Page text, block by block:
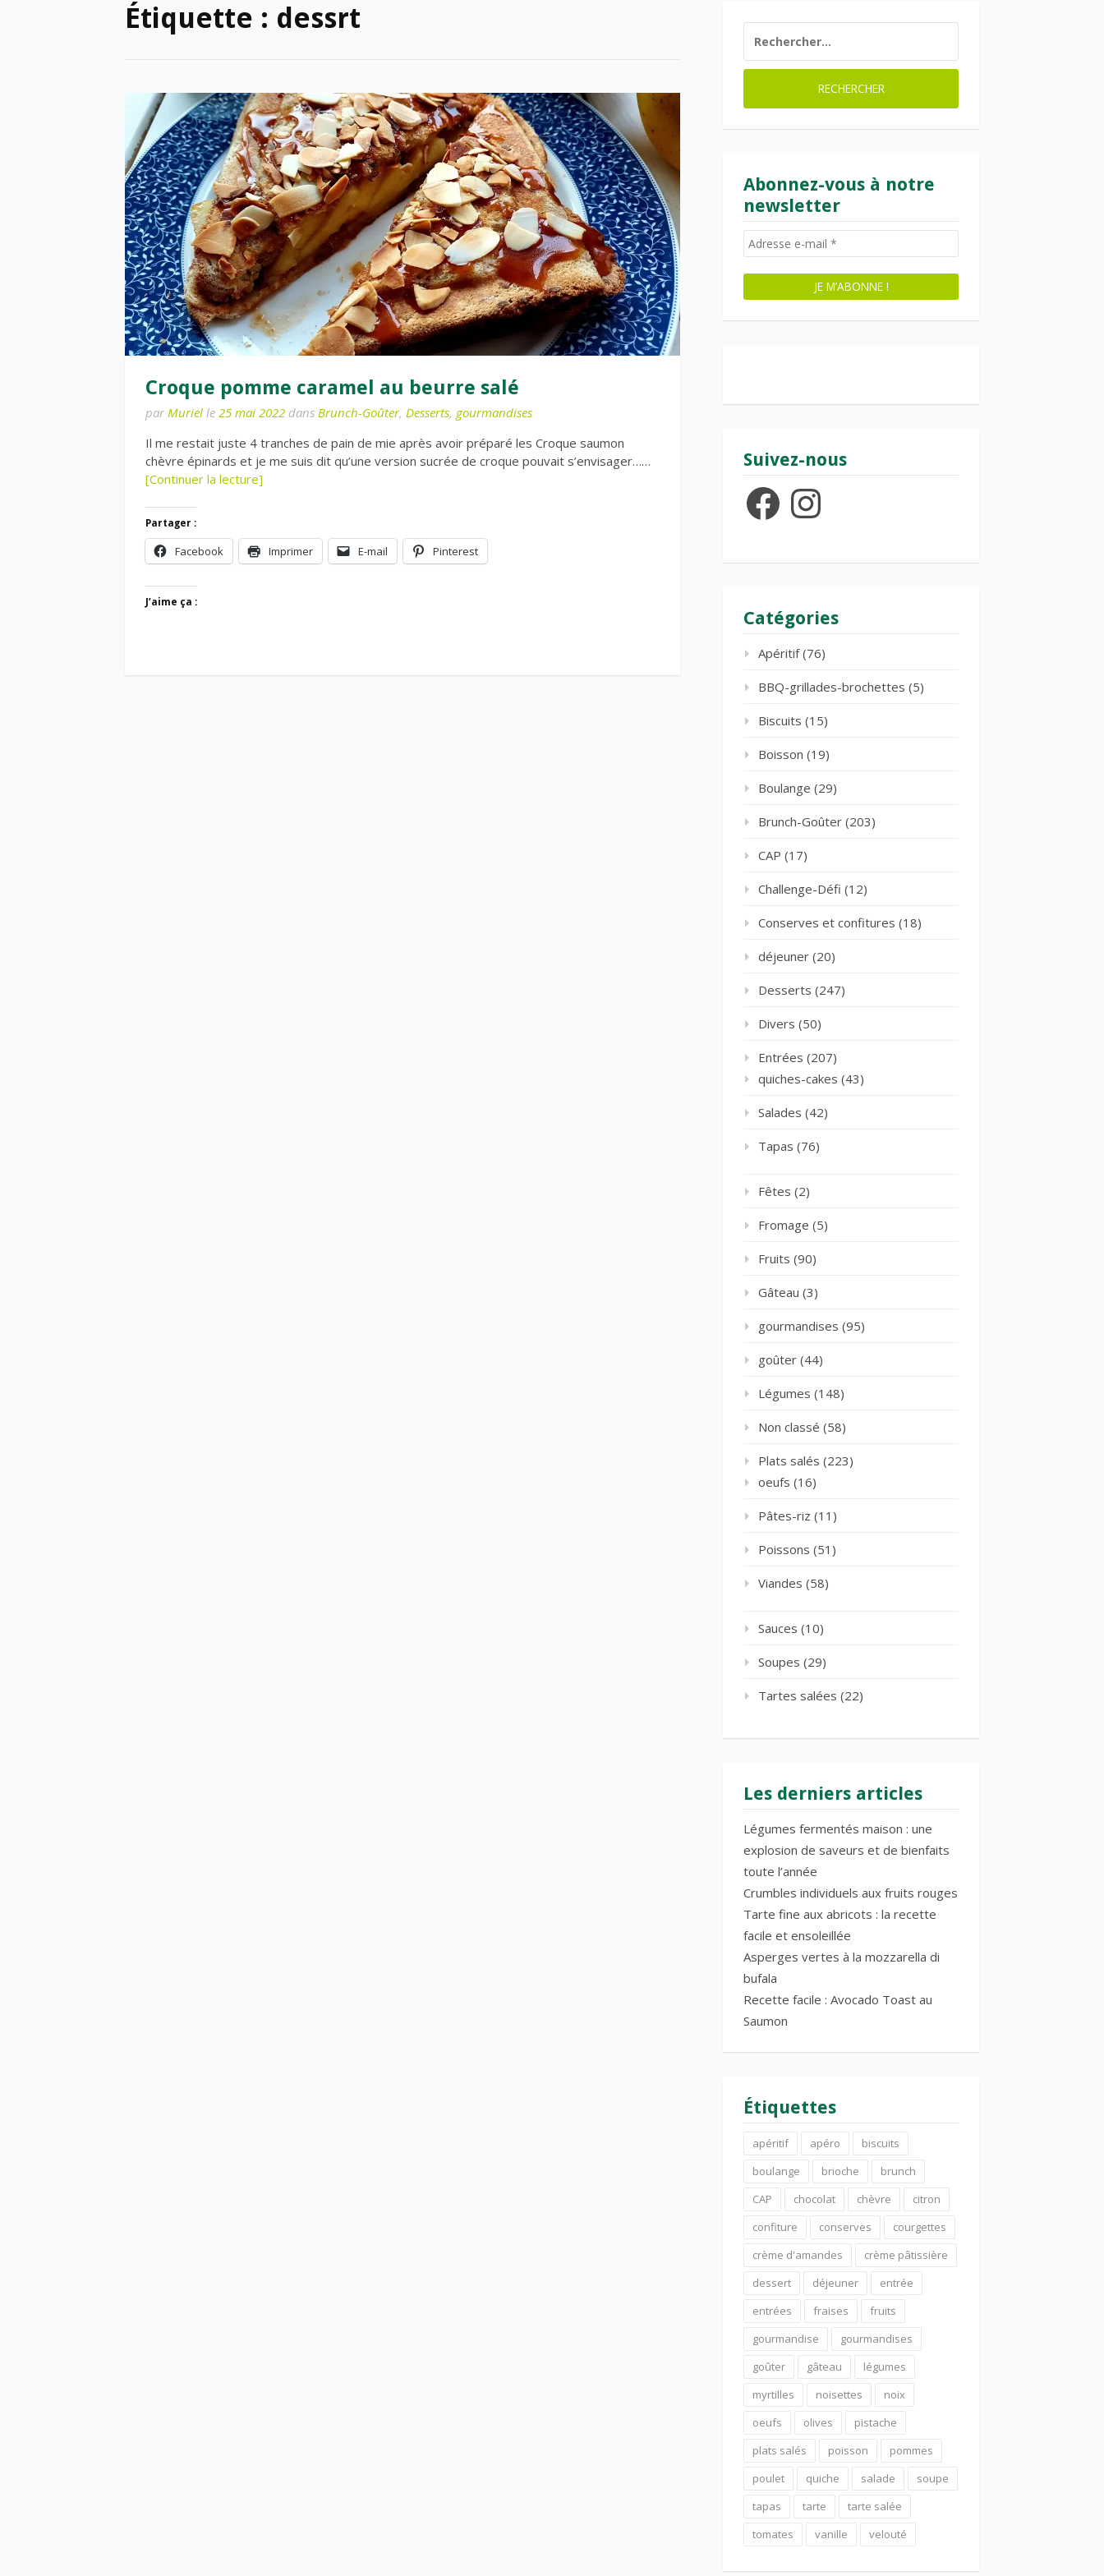
Étiquette : dessrt
Croque pomme caramel au beurre salé
par Muriel le 25 mai 2022 dans Brunch-Goûter, Desserts, gourmandises
Il me restait juste 4 tranches de pain de mie après avoir préparé les Croque saumon
chèvre épinards et je me suis dit qu’une version sucrée de croque pouvait s’envisager……
[Continuer la lecture]
Partager :
Facebook Imprimer E-mail Pinterest
J’aime ça :
Abonnez-vous à notre
newsletter
Suivez-nous
FacebookInstagram
Catégories
Apéritif(76)
BBQ-grillades-brochettes (5)
Biscuits (15)
Boisson (19)
Boulange (29)
Brunch-Goûter (203)
CAP (17)
Challenge-Défi (12)
Conserves et confitures (18)
déjeuner (20)
Desserts (247)
Divers (50)
Entrées (207)
quiches-cakes (43)
Salades (42)
Tapas (76)
Fêtes (2)
Fromage (5)
Fruits (90)
Gâteau (3)
gourmandises (95)
goûter (44)
Légumes (148)
Non classé (58)
Plats salés (223)
oeufs (16)
Pâtes-riz (11)
Poissons (51)
Viandes (58)
Sauces (10)
Soupes (29)
Tartes salées (22)
Les derniers articles
Légumes fermentés maison : une
explosion de saveurs et de bienfaits
toute l’année
Crumbles individuels aux fruits rouges
Tarte fine aux abricots : la recette
facile et ensoleillée
Asperges vertes à la mozzarella di
bufala
Recette facile : Avocado Toast au
Saumon
Étiquettes
apéritif apéro
biscuits
boulange
brioche
brunch
CAP
chocolat chèvre
citron
confiture
conserves
courgettes
crème d'amandes
crème pâtissière
dessert
déjeuner
entrée
entrées
fraises
fruits
gourmandise
gourmandises
goûter
gâteau
légumes
myrtilles
noisettes
noix
oeufs
olives
pistache
plats salés
poisson
pommes
poulet
quiche salade
soupe
tapas
tarte
tarte salée
tomates
vanille velouté